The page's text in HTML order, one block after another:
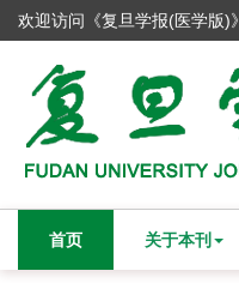
欢迎访问《复旦学报(医学版)
首页 关于本刊